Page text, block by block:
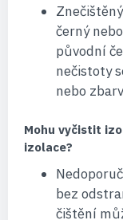
černý
původní
nečistoty
nebo
Mohu vyčistit
izolace?
bez
čištění